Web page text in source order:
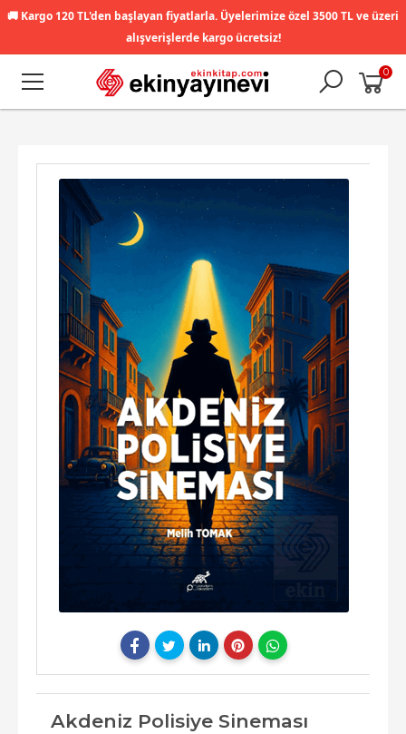
🚚 Kargo 120 TL'den başlayan fiyatlarla. Üyelerimize özel 3500 TL ve üzeri
alışverişlerde kargo ücretsiz!
0
Akdeniz Polisiye Sineması